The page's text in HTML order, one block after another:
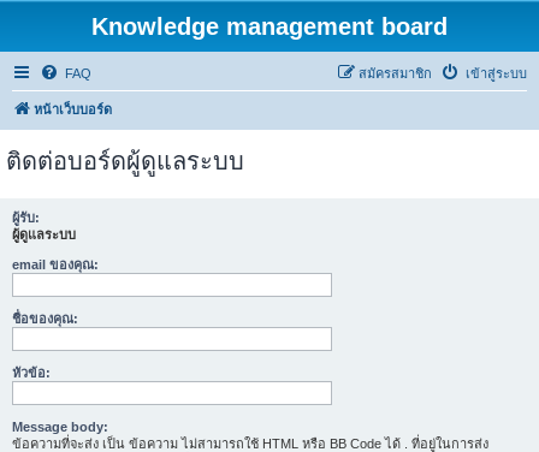
Knowledge management board
FAQ เข้าสู่ระบบ
สมัครสมาชิก
หน้าเว็บบอร์ด
ติดต่อบอร์ดผู้ดูแลระบบ
ผู้รับ:
ผู้ดูแลระบบ
email ของคุณ:
ชื่อของคุณ:
หัวข้อ:
Message body:
ข้อความที่จะส่ง เป็น ข้อความ ไม่สามารถใช้ HTML หรือ BB Code ได้ . ที่อยู่ในการส่ง